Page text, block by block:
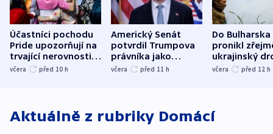
Účastníci pochodu
Pride upozorňují na
trvající nerovnosti i
společenskou
včera před 10 h
Americký Senát
potvrdil Trumpova
právníka jako
ministra
včera před 11 h
Do Bulharska
pronikl
ukrajinský
explodoval
včera před 12 h
Aktuálně z rubriky Domácí